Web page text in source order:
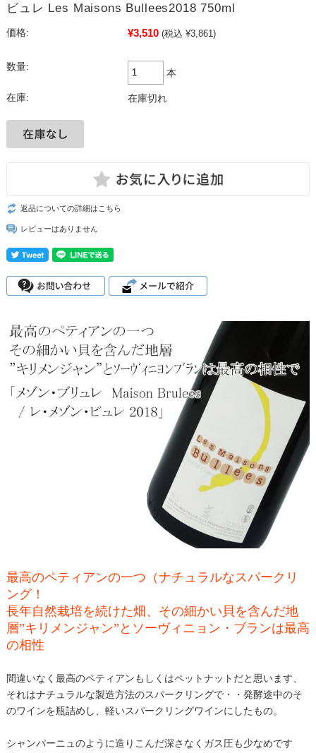
ビュレ Les Maisons Bullees2018 750ml
価格: ¥3,510 (税込 ¥3,861)
数量:
本
在庫: 在庫切れ
返品についての詳細はこちら
レビューはありません
最高のペティアンの一つ（ナチュラルなスパークリ
ング！
長年自然栽培を続けた畑、その細かい貝を含んだ地
層”キリメンジャン”とソーヴィニョン・ブランは最高
の相性
間違いなく最高のペティアンもしくはペットナットだと思います、
それはナチュラルな製造方法のスパークリングで・・発酵途中のそ
のワインを瓶詰めし、軽いスパークリングワインにしたもの。
シャンパーニュのように造りこんだ深さなくガス圧も少なめです